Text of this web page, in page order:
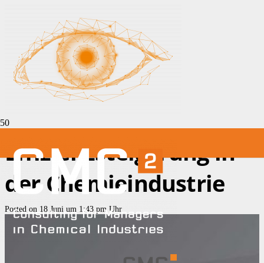
Effizienzsteigerung in
der Chemieindustrie
Posted on 18 Juni um 1:43 pm Uhr